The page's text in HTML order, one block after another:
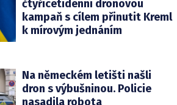
čtyřicetidenní dronovou
kampaň s cílem přinutit Kreml
k mírovým jednáním
Na německém letišti našli
dron s výbušninou. Policie
nasadila robota